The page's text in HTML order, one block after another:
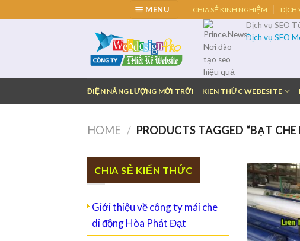
to
MENU CHIA SẺ KINH NGHIỆM DỊCH
Dịch vụ SEO
Dịch vụ SEO
ĐIỆN NĂNG LƯỢNG MỜI TRỜI KIÊN THỨC WEBESITE
HOME / PRODUCTS TAGGED “BẠT
CHIA SẺ KIẾN THỨC
Giới thiệu về công ty mái che
di động Hòa Phát Đạt